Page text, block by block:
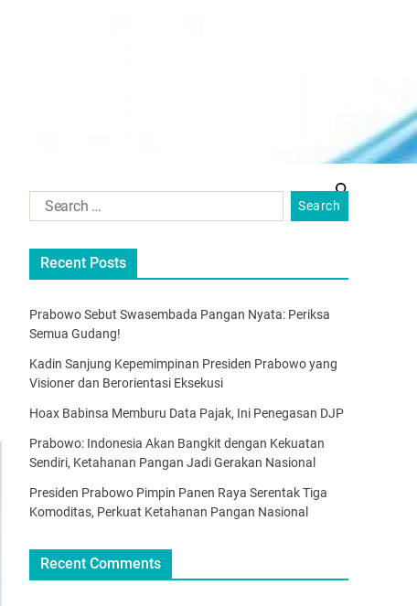
Recent Posts
Prabowo Sebut Swasembada Pangan Nyata: Periksa
Semua Gudang!
Kadin Sanjung Kepemimpinan Presiden Prabowo yang
Visioner dan Berorientasi Eksekusi
Hoax Babinsa Memburu Data Pajak, Ini Penegasan DJP
Prabowo: Indonesia Akan Bangkit dengan Kekuatan
Sendiri, Ketahanan Pangan Jadi Gerakan Nasional
Presiden Prabowo Pimpin Panen Raya Serentak Tiga
Komoditas, Perkuat Ketahanan Pangan Nasional
Recent Comments